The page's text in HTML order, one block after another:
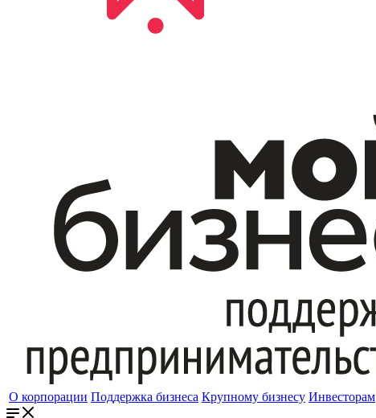
О корпорации Поддержка бизнеса Крупному бизнесу Инвесторам